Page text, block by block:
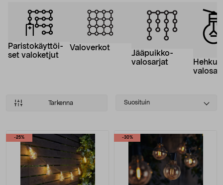
Paristokäyttöi­
set valoketjut
Valoverkot
Jääpuikko­
valosarjat
Tarkenna
Select
Suosituin
Tuotteet
-25% -30%